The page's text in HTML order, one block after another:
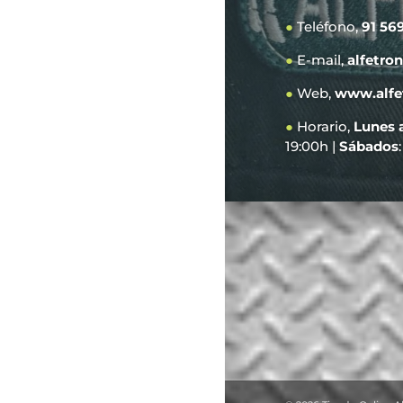
●Teléfono,91
●E-mail,
● Web,
● Horario, Lunes
19:00h |Sábados